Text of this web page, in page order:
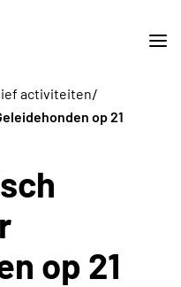
activiteiten/
op 21
op 21